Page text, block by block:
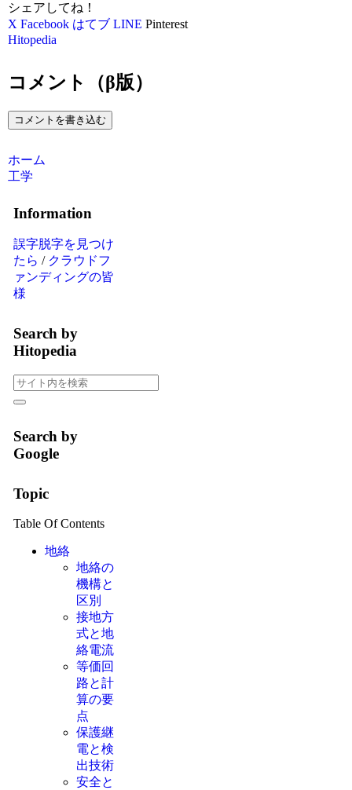
シェアしてね！
X Facebook はてブ LINE Pinterest
Hitopedia
コメント（β版）
コメントを書き込む
ホーム
工学
Information
誤字脱字を見つけ
たら / クラウドフ
ァンディングの皆
様
Search by
Hitopedia
Search by
Google
Topic
Table Of Contents
地絡
地絡の
機構と
区別
接地方
式と地
絡電流
等価回
路と計
算の要
点
保護継
電と検
出技術
安全と